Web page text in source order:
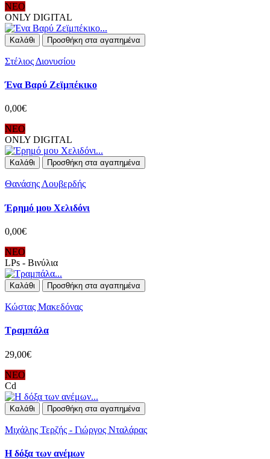
ΝΕΟ
ONLY DIGITAL
Καλάθι Προσθήκη στα αγαπημένα
Στέλιος Διονυσίου
Ένα Βαρύ Ζεϊμπέκικο
0,00€
ΝΕΟ
ONLY DIGITAL
Καλάθι Προσθήκη στα αγαπημένα
Θανάσης Λουβερδής
Έρημό μου Χελιδόνι
0,00€
ΝΕΟ
LPs - Βινύλια
Καλάθι Προσθήκη στα αγαπημένα
Κώστας Μακεδόνας
Τραμπάλα
29,00€
ΝΕΟ
Cd
Καλάθι Προσθήκη στα αγαπημένα
Μιχάλης Τερζής - Γιώργος Νταλάρας
Η δόξα των ανέμων